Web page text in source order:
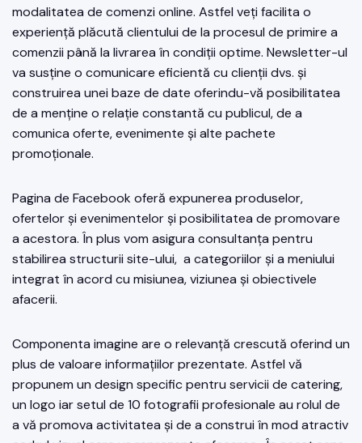
modalitatea de comenzi online. Astfel veți facilita o
experiență plăcută clientului de la procesul de primire a
comenzii până la livrarea în condiții optime. Newsletter-ul
va susține o comunicare eficientă cu clienții dvs. și
construirea unei baze de date oferindu-vă posibilitatea
de a menține o relație constantă cu publicul, de a
comunica oferte, evenimente și alte pachete
promoționale.
Pagina de Facebook oferă expunerea produselor,
ofertelor și evenimentelor și posibilitatea de promovare
a acestora. În plus vom asigura consultanța pentru
stabilirea structurii site-ului, a categoriilor și a meniului
integrat în acord cu misiunea, viziunea și obiectivele
afacerii.
Componenta imagine are o relevanță crescută oferind un
plus de valoare informațiilor prezentate. Astfel vă
propunem un design specific pentru servicii de catering,
un logo iar setul de 10 fotografii profesionale au rolul de
a vă promova activitatea și de a construi în mod atractiv